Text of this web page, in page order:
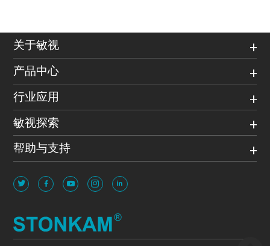
关于敏视
产品中心
行业应用
敏视探索
帮助与支持